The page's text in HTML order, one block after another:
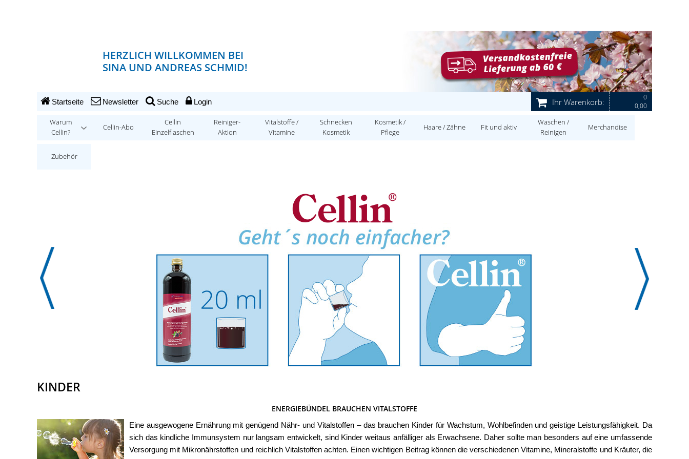
HERZLICH WILLKOMMEN BEI
SINA UND ANDREAS SCHMID!
Ihr Warenkorb:
0
0,00
Startseite Newsletter Suche Login
Warum
Cellin?
Cellin-Abo
Cellin
Einzelflaschen
Reiniger-
Aktion
Vitalstoffe /
Vitamine
Schnecken
Kosmetik
Kosmetik /
Pflege
Haare / Zähne Fit und aktiv
Waschen /
Reinigen
Merchandise
Zubehör
KINDER
ENERGIEBÜNDEL BRAUCHEN VITALSTOFFE
Eine ausgewogene Ernährung mit genügend Nähr- und Vitalstoffen – das brauchen Kinder für Wachstum, Wohlbefinden und geistige Leistungsfähigkeit. Da
sich das kindliche Immunsystem nur langsam entwickelt, sind Kinder weitaus anfälliger als Erwachsene. Daher sollte man besonders auf eine umfassende
Versorgung mit Mikronährstoffen und reichlich Vitalstoffen achten. Einen wichtigen Beitrag können die verschiedenen Vitamine, Mineralstoffe und Kräuter, die